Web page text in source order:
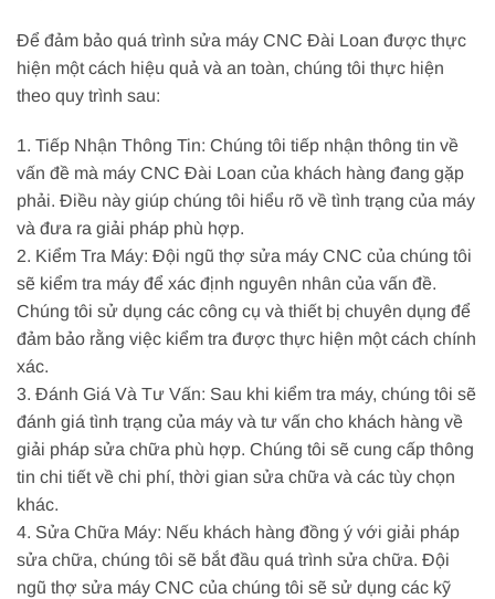
Để đảm bảo quá trình sửa máy CNC Đài Loan được thực
hiện một cách hiệu quả và an toàn, chúng tôi thực hiện
theo quy trình sau:
1. Tiếp Nhận Thông Tin: Chúng tôi tiếp nhận thông tin về
vấn đề mà máy CNC Đài Loan của khách hàng đang gặp
phải. Điều này giúp chúng tôi hiểu rõ về tình trạng của máy
và đưa ra giải pháp phù hợp.
2. Kiểm Tra Máy: Đội ngũ thợ sửa máy CNC của chúng tôi
sẽ kiểm tra máy để xác định nguyên nhân của vấn đề.
Chúng tôi sử dụng các công cụ và thiết bị chuyên dụng để
đảm bảo rằng việc kiểm tra được thực hiện một cách chính
xác.
3. Đánh Giá Và Tư Vấn: Sau khi kiểm tra máy, chúng tôi sẽ
đánh giá tình trạng của máy và tư vấn cho khách hàng về
giải pháp sửa chữa phù hợp. Chúng tôi sẽ cung cấp thông
tin chi tiết về chi phí, thời gian sửa chữa và các tùy chọn
khác.
4. Sửa Chữa Máy: Nếu khách hàng đồng ý với giải pháp
sửa chữa, chúng tôi sẽ bắt đầu quá trình sửa chữa. Đội
ngũ thợ sửa máy CNC của chúng tôi sẽ sử dụng các kỹ